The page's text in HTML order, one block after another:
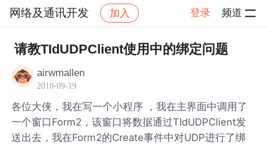
网络及通讯开发 加入 登录 频道
社区 网络及通讯开发 帖子详情
请教TIdUDPClient使用中的绑定问题
airwmallen
2010-09-19
各位大侠，我在写一个小程序 ，我在主界面中调用了
一个窗口Form2，该窗口将数据通过TIdUDPClient发
送出去，我在Form2的Create事件中对UDP进行了绑